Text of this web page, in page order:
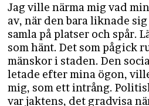
Jag ville närma mig vad
av, när den bara liknade
samla på platser och spår.
som hänt. Det som pågick
mänskor i staden. Den
letade efter mina ögon,
mig, som ett intrång.
var jaktens, det gradvisa